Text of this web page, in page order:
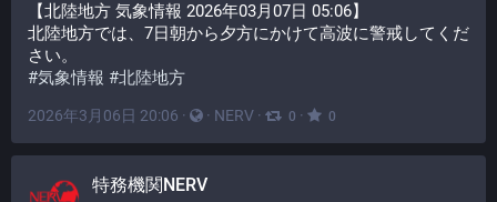
【北陸地方 気象情報 2026年03月07日 05:06】
北陸地方では、7日朝から夕方にかけて高波に警戒してくだ
さい。
#気象情報 #北陸地方
2026年3月06日 20:06 · · NERV · 0 · 0
特務機関NERV